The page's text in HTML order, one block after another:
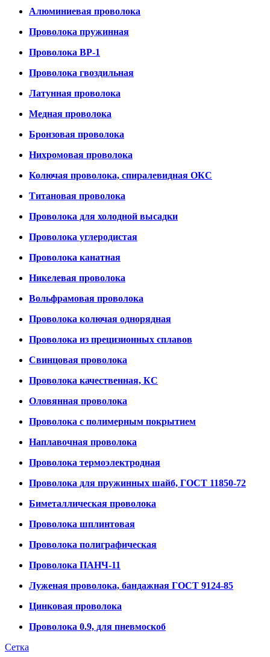
Алюминиевая проволока
Проволока пружинная
Проволока ВР-1
Проволока гвоздильная
Латунная проволока
Медная проволока
Бронзовая проволока
Нихромовая проволока
Колючая проволока, спиралевидная ОКС
Титановая проволока
Проволока для холодной высадки
Проволока углеродистая
Проволока канатная
Никелевая проволока
Вольфрамовая проволока
Проволока колючая однорядная
Проволока из прецизионных сплавов
Свинцовая проволока
Проволока качественная, КС
Оловянная проволока
Проволока с полимерным покрытием
Наплавочная проволока
Проволока термоэлектродная
Проволока для пружинных шайб, ГОСТ 11850-72
Биметаллическая проволока
Проволока шплинтовая
Проволока полиграфическая
Проволока ПАНЧ-11
Луженая проволока, бандажная ГОСТ 9124-85
Цинковая проволока
Проволока 0.9, для пневмоскоб
Сетка